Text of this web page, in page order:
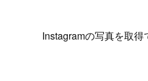
Instagramの写真を取得